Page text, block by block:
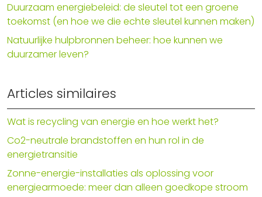
Duurzaam energiebeleid: de sleutel tot een groene
toekomst (en hoe we die echte sleutel kunnen maken)
Natuurlijke hulpbronnen beheer: hoe kunnen we
duurzamer leven?
Articles similaires
Wat is recycling van energie en hoe werkt het?
Co2-neutrale brandstoffen en hun rol in de
energietransitie
Zonne-energie-installaties als oplossing voor
energiearmoede: meer dan alleen goedkope stroom